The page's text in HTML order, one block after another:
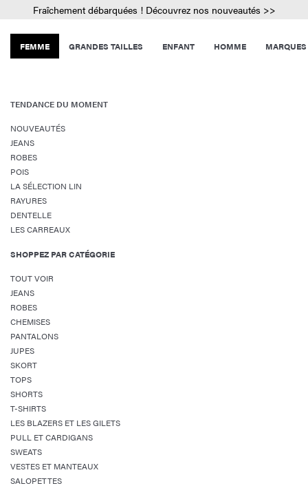
Fraîchement débarquées ! Découvrez nos nouveautés >>
FEMME GRANDES TAILLES ENFANT HOMME MARQUES
TENDANCE DU MOMENT
NOUVEAUTÉS
JEANS
ROBES
POIS
LA SÉLECTION LIN
RAYURES
DENTELLE
LES CARREAUX
SHOPPEZ PAR CATÉGORIE
TOUT VOIR
JEANS
ROBES
CHEMISES
PANTALONS
JUPES
SKORT
TOPS
SHORTS
T-SHIRTS
LES BLAZERS ET LES GILETS
PULL ET CARDIGANS
SWEATS
VESTES ET MANTEAUX
SALOPETTES